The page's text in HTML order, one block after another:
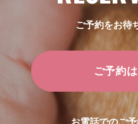
ご予約をお待
ご予約